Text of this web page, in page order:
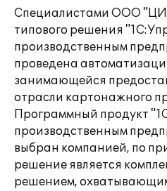
Специалистами ООО
типового решения
производственным
проведена
занимающейся
отрасли картонажного
Программный продукт
производственным
выбран компанией, по
решение является
решением,